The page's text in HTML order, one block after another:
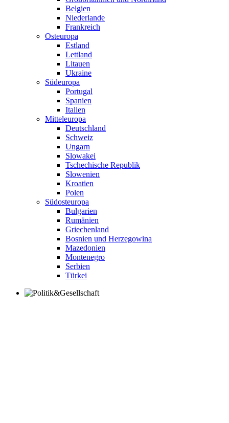
Belgien
Niederlande
Frankreich
Osteuropa
Estland
Lettland
Litauen
Ukraine
Südeuropa
Portugal
Spanien
Italien
Mitteleuropa
Deutschland
Schweiz
Ungarn
Slowakei
Tschechische Republik
Slowenien
Kroatien
Polen
Südosteuropa
Bulgarien
Rumänien
Griechenland
Bosnien und Herzegowina
Mazedonien
Montenegro
Serbien
Türkei